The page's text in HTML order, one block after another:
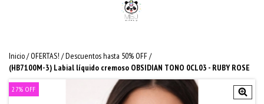
Inicio/ OFERTAS! /Descuentos hasta 50% OFF/
(HB7100M-3) Labial líquido cremoso OBSIDIAN TONO 0CL03 - RUBY ROSE
27% OFF